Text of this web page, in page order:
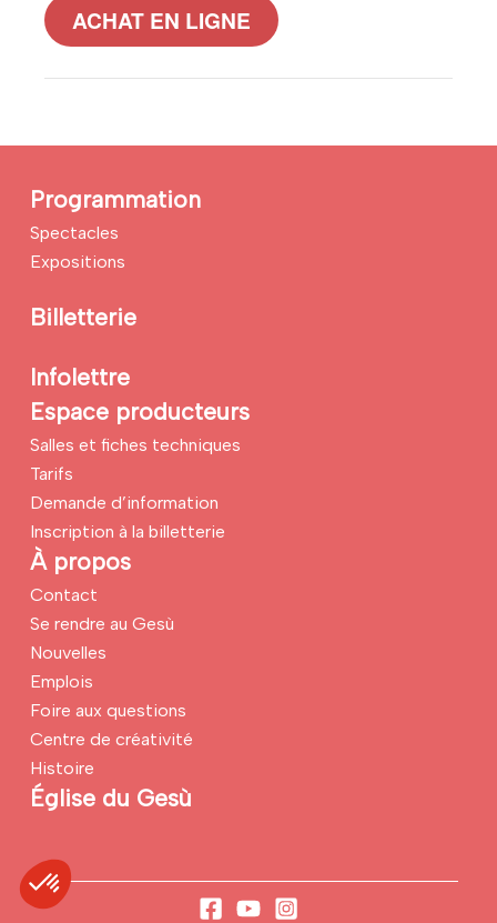
ACHAT EN LIGNE
Programmation
Spectacles
Expositions
Billetterie
Infolettre
Espace producteurs
Salles et fiches techniques
Tarifs
Demande d’information
Inscription à la billetterie
À propos
Contact
Se rendre au Gesù
Nouvelles
Emplois
Foire aux questions
Centre de créativité
Histoire
Église du Gesù